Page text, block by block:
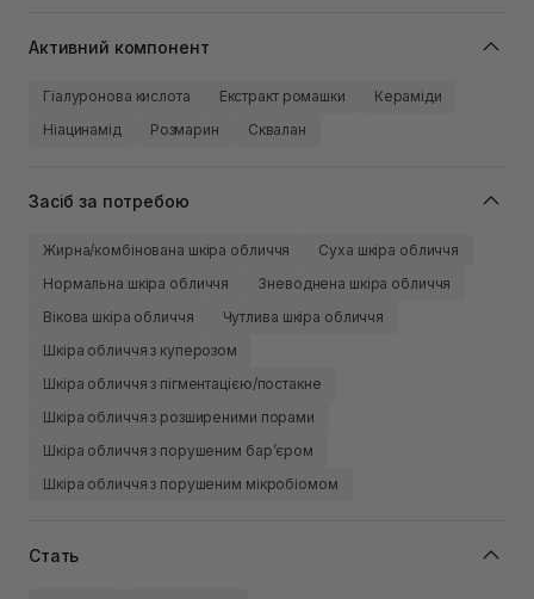
Активний компонент
Гіалуронова кислота Екстракт ромашки
Кераміди
Ніацинамід
Розмарин Сквалан
Засіб за потребою
Жирна/комбінована шкіра обличчя
Суха шкіра обличчя
Нормальна шкіра обличчя
Зневоднена шкіра обличчя
Вікова шкіра обличчя
Чутлива шкіра обличчя
Шкіра обличчя з куперозом
Шкіра обличчя з пігментацією/постакне
Шкіра обличчя з розширеними порами
Шкіра обличчя з порушеним барʼєром
Шкіра обличчя з порушеним мікробіомом
Стать